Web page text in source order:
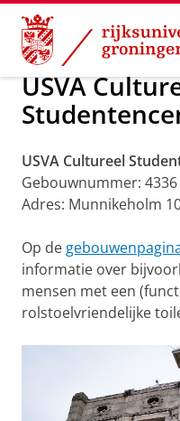
Skip
Content
Skip
Navigation
USVA
USVA Cultureel
Gebouwnummer: 4336
Adres: Munnikeholm
Op de
informatie over
mensen met een
rolstoelvriendelijke